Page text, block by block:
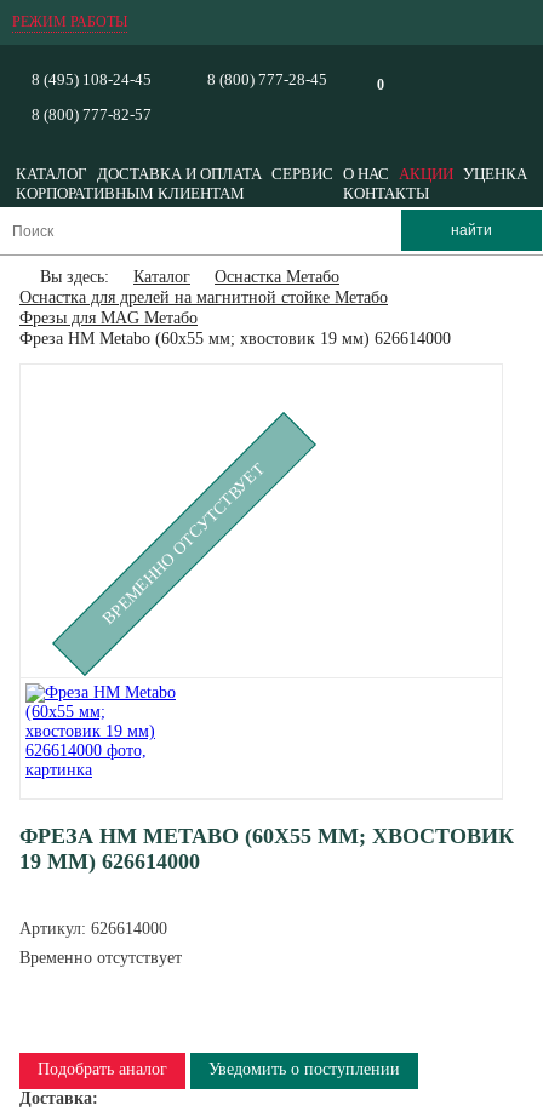
РЕЖИМ РАБОТЫ
0
8 (495) 108-24-45
8 (800) 777-82-57
8 (800) 777-28-45
КАТАЛОГ ДОСТАВКА И ОПЛАТА СЕРВИС О НАС АКЦИИ УЦЕНКА
КОРПОРАТИВНЫМ КЛИЕНТАМ
КОНТАКТЫ
Вы здесь: Каталог
Оснастка Метабо
Оснастка для дрелей на магнитной стойке Метабо
Фрезы для MAG Метабо
Фреза HM Metabo (60x55 мм; хвостовик 19 мм) 626614000
ВРЕМЕННО ОТСУТСТВУЕТ
ФРЕЗА HM METABO (60X55 ММ; ХВОСТОВИК
19 ММ) 626614000
Артикул: 626614000
Временно отсутствует
Подобрать аналог
Уведомить о поступлении
Доставка: